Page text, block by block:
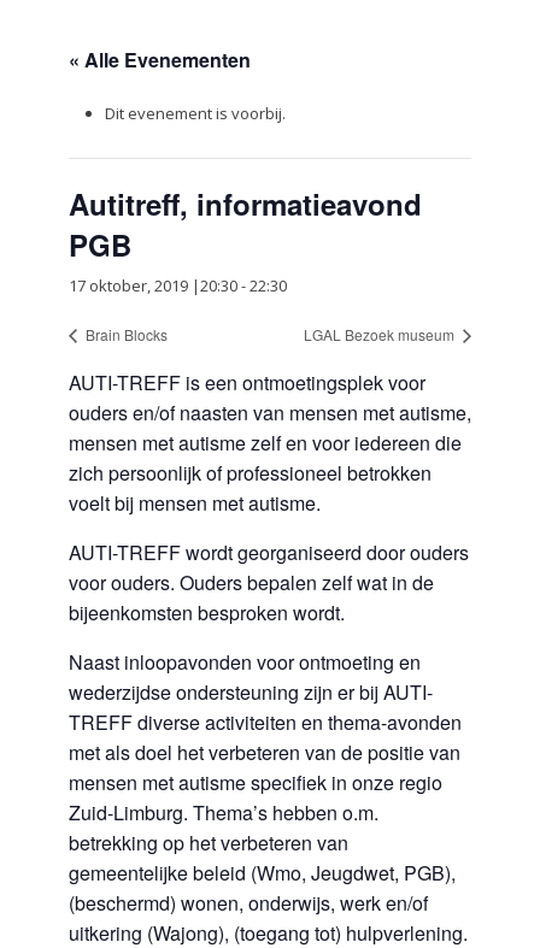
« Alle Evenementen
Dit evenement is voorbij.
Autitreff, informatieavond
PGB
17 oktober, 2019 |20:30-22:30
Brain Blocks LGAL Bezoek museum
AUTI-TREFF is een ontmoetingsplek voor
ouders en/of naasten van mensen met autisme,
mensen met autisme zelf en voor iedereen die
zich persoonlijk of professioneel betrokken
voelt bij mensen met autisme.
AUTI-TREFF wordt georganiseerd door ouders
voor ouders. Ouders bepalen zelf wat in de
bijeenkomsten besproken wordt.
Naast inloopavonden voor ontmoeting en
wederzijdse ondersteuning zijn er bij AUTI-
TREFF diverse activiteiten en thema-avonden
met als doel het verbeteren van de positie van
mensen met autisme specifiek in onze regio
Zuid-Limburg. Thema’s hebben o.m.
betrekking op het verbeteren van
gemeentelijke beleid (Wmo, Jeugdwet, PGB),
(beschermd) wonen, onderwijs, werk en/of
uitkering (Wajong), (toegang tot) hulpverlening.